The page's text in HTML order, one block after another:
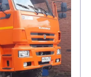
В НАЛИЧИИ